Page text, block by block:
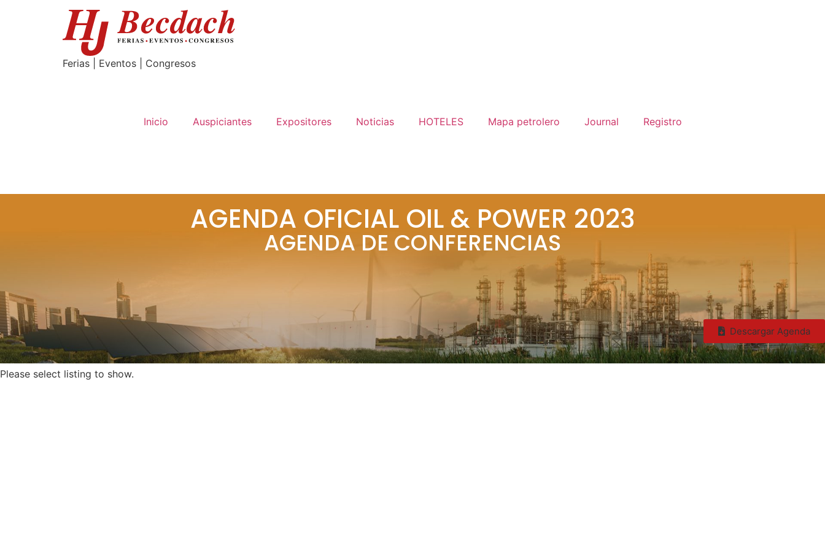
Ferias | Eventos | Congresos
Inicio Auspiciantes Expositores Noticias HOTELES Mapa petrolero Journal Registro
AGENDA OFICIAL OIL & POWER 2023
AGENDA DE CONFERENCIAS
Please select listing to show.
Descargar Agenda